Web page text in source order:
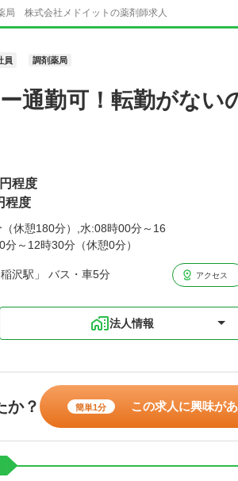
局 株式会社メドイットの薬剤師求人
員 調剤薬局
通勤可！転勤がな
程度
程度
休憩180分）,水:08時00分～16
～12時30分（休憩0分）
沢駅」 バス・車5分 アクセス
法人情報
か？ 簡単1分 この求人に興味が